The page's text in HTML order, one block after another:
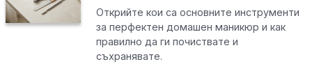
Открийте кои са основните инструменти
за перфектен домашен маникюр и как
правилно да ги почиствате и
съхранявате.